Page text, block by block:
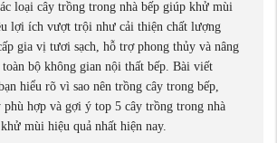
loại cây trồng trong nhà bếp giúp khử mùi
lợi ích vượt trội như cải thiện chất lượng
gia vị tươi sạch, hỗ trợ phong thủy và nâng
bộ không gian nội thất bếp. Bài viết
hiểu rõ vì sao nên trồng cây trong bếp,
phù hợp và gợi ý top 5 cây trồng trong nhà
mùi hiệu quả nhất hiện nay.